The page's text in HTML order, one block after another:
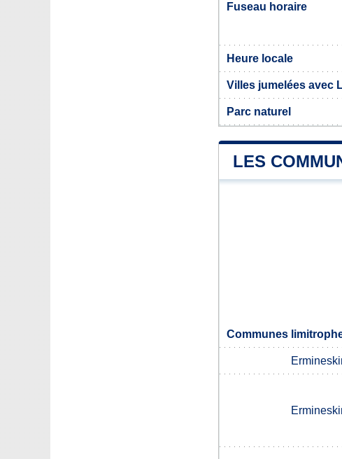
Fuseau horaire
Heure locale
Villes jumelées avec
Parc naturel
LES
Communes